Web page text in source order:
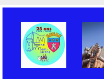
contenu